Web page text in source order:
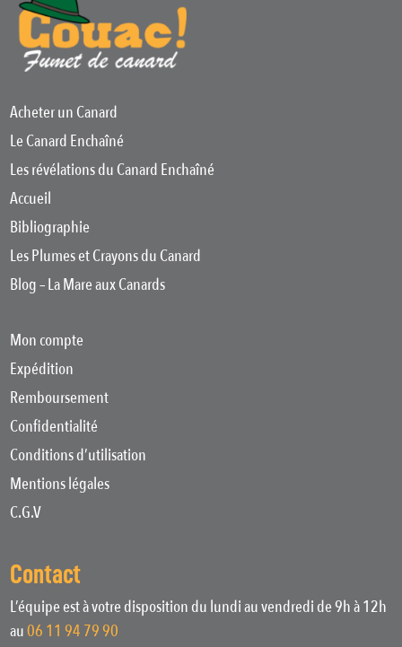
Acheter un Canard
Le Canard Enchaîné
Les révélations du Canard Enchaîné
Accueil
Bibliographie
Les Plumes et Crayons du Canard
Blog – La Mare aux Canards
Mon compte
Expédition
Remboursement
Confidentialité
Conditions d’utilisation
Mentions légales
C.G.V
Contact
L’équipe est à votre disposition du lundi au vendredi de 9h à 12h
au06 11 94 79 90